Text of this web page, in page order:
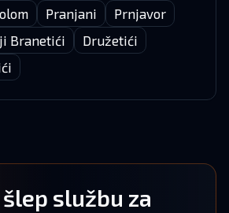
Pranjani
Prnjavor
Branetići
Družetići
službu za